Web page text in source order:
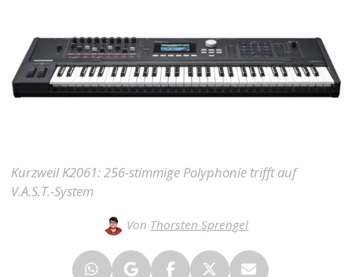
Kurzweil K2061: 256-stimmige Polyphonie trifft auf
V.A.S.T.-System
Von Thorsten Sprengel